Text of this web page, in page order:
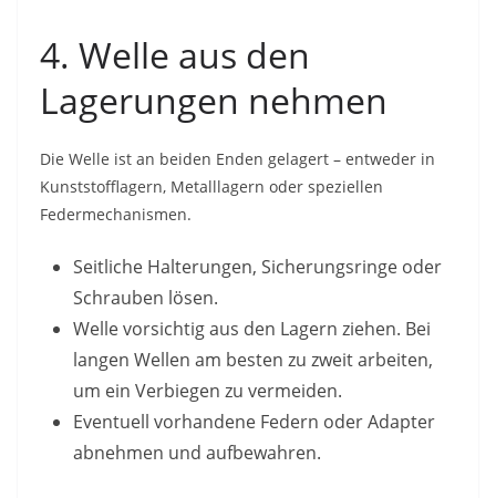
4. Welle aus den
Lagerungen nehmen
Die Welle ist an beiden Enden gelagert – entweder in
Kunststofflagern, Metalllagern oder speziellen
Federmechanismen.
Seitliche Halterungen, Sicherungsringe oder
Schrauben lösen.
Welle vorsichtig aus den Lagern ziehen. Bei
langen Wellen am besten zu zweit arbeiten,
um ein Verbiegen zu vermeiden.
Eventuell vorhandene Federn oder Adapter
abnehmen und aufbewahren.